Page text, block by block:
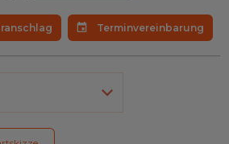
Terminvereinbarung